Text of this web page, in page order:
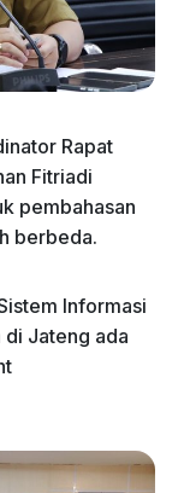
Rapat
Fitriadi
pembahasan
berbeda.
Informasi
di Jateng ada